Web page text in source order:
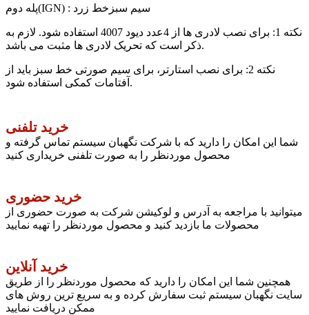
پله دوم(IGN) : سیم سبزخط زرد
نکته 1: برای نصب لادری ها از 4عدد دیود 4007 استفاده شود. لازم به
ذکر است که تحریک لادری ها مثبت می باشد.
نکته 2: برای نصب استارتر، برای سیم صورتی خط سبز باید از
آفتامات کمکی استفاده شود.
خرید تلفنی
شما این امکان را دارید که با شرکت نگهبان سیستم تماس گرفته و
محصول موردنظر را به صورت تلفنی خریداری کنید
خرید حضوری
میتوانید با مراجعه به آدرس و لوکیشن شرکت به صورت حضوری از
محصولات ما بازدید کنید و محصول موردنظر را تهیه نمایید
خرید آنلاین
همچنین شما این امکان را دارید که محصول موردنظر را از طریق
سایت نگهبان سیستم ثبت سفارش کرده و به سریع ترین روش های
ممکن دریافت نمایید